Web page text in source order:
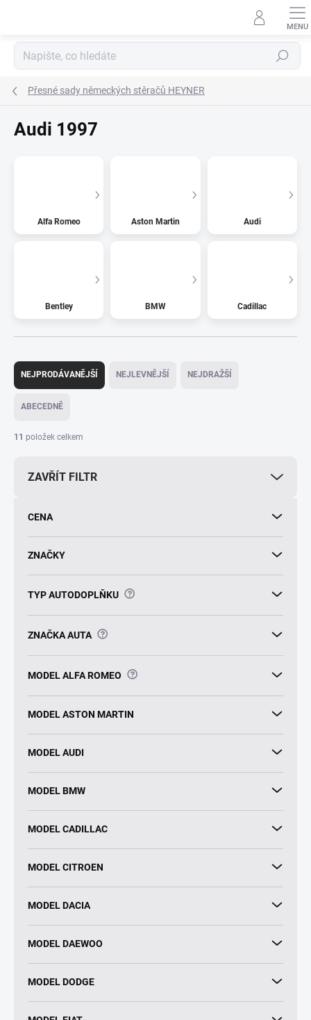
Hledat
Přesné sady německých stěračů HEYNER
Audi 1997
Alfa Romeo Aston Martin Audi
Bentley BMW Cadillac
Ř
z
í
NEJPRODÁVANĚJŠÍ NEJLEVNĚJŠÍ NEJDRAŽŠÍ
ABECEDNĚ
11 položek celkem
ZAVŘÍT FILTR
CENA
ZNAČKY
TYP AUTODOPLŇKU ?
ZNAČKA AUTA ?
MODEL ALFA ROMEO ?
MODEL ASTON MARTIN
MODEL AUDI
MODEL BMW
MODEL CADILLAC
MODEL CITROEN
MODEL DACIA
MODEL DAEWOO
MODEL DODGE